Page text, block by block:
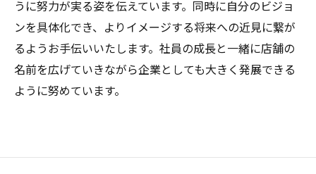
うに努力が実る姿を伝えています。同時に自分のビジョ
ンを具体化でき、よりイメージする将来への近見に繋が
るようお手伝いいたします。社員の成長と一緒に店舗の
名前を広げていきながら企業としても大きく発展できる
ように努めています。